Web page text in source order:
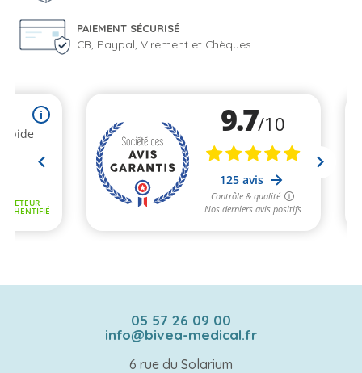
PAIEMENT SÉCURISÉ
CB, Paypal, Virement et Chèques
05 57 26 09 00
info@bivea-medical.fr
6 rue du Solarium